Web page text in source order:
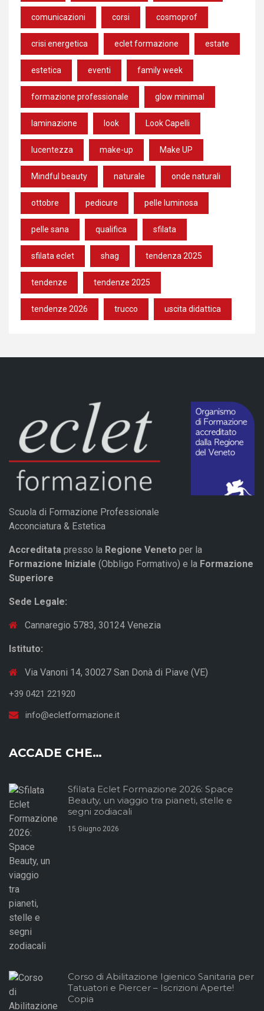
comunicazioni corsi cosmoprof
crisi energetica eclet formazione estate
estetica eventi family week
formazione professionale glow minimal
laminazione look Look Capelli
lucentezza make-up Make UP
Mindful beauty naturale onde naturali
ottobre pedicure pelle luminosa
pelle sana qualifica sfilata
sfilata eclet shag tendenza 2025
tendenze tendenze 2025
tendenze 2026 trucco uscita didattica
Scuola di Formazione Professionale
Acconciatura & Estetica
Accreditata presso la Regione Veneto per la
Formazione Iniziale (Obbligo Formativo) e la Formazione
Superiore
Sede Legale:
Cannaregio 5783, 30124 Venezia
Istituto:
Via Vanoni 14, 30027 San Donà di Piave (VE)
+39 0421 221920
info@ecletformazione.it
ACCADE CHE…
Sfilata Eclet Formazione 2026: Space
Beauty, un viaggio tra pianeti, stelle e
segni zodiacali
15 Giugno 2026
Corso di Abilitazione Igienico Sanitaria per
Tatuatori e Piercer – Iscrizioni Aperte!
Copia